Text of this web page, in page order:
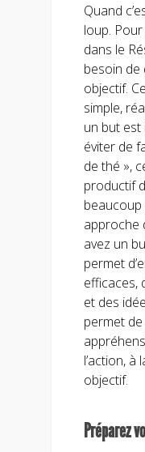
Quand
loup.
dans le
besoin
objectif.
simple,
un but
éviter de
de thé »,
productif
beaucoup
approche
avez un
permet
efficaces,
et des
permet
l’action,
objectif.
Préparez